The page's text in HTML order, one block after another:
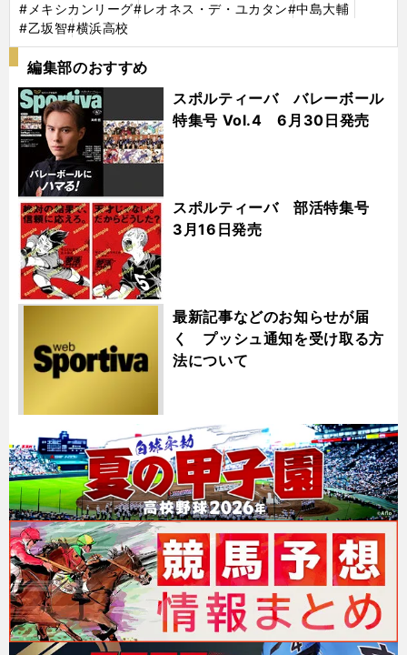
#メキシカンリーグ#レオネス・デ・ユカタン#中島大輔
#乙坂智#横浜高校
編集部のおすすめ
スポルティーバ バレーボール
特集号 Vol.4 6月30日発売
スポルティーバ 部活特集号
3月16日発売
最新記事などのお知らせが届
く プッシュ通知を受け取る方
法について